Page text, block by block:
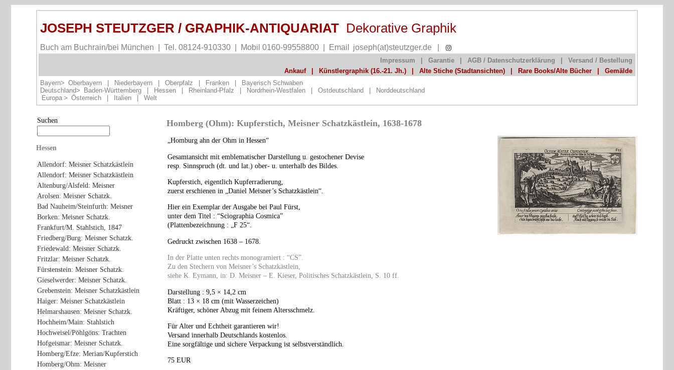
JOSEPH STEUTZGER / GRAPHIK-ANTIQUARIAT Dekorative Graphik
Buch am Buchrain/bei München | Tel. 08124-910330 | Mobil 0160-99558800 | Email joseph(at)steutzger.de
Impressum Garantie AGB / Datenschutzerklärung
Versand / Bestellung
Ankauf
Künstlergraphik (16.-21. Jh.) Alte Stiche (Stadtansichten) Rare Books/Alte Bücher
Gemälde
Bayern> Oberbayern Niederbayern Oberpfalz Franken
Bayerisch Schwaben
Deutschland>
Baden-Württemberg Hessen Rheinland-Pfalz Nordrhein-Westfalen Ostdeutschland
Norddeutschland
Europa > Österreich Italien Welt
Suchen
Hessen
Allendorf: Meisner Schatzkästlein
Allendorf: Meisner Schatzkästlein
Altenburg/Alsfeld: Meisner
Arolsen: Meisner Schatzk.
Bad Nauheim/Steinfurth: Meisner
Borken: Meisner Schatzk.
Frankfurt/M. Stahlstich, 1847
Friedberg/Burg: Meisner Schatzk.
Friedewald: Meisner Schatzk.
Fritzlar: Meisner Schatzk.
Fürstenstein: Meisner Schatzk.
Gieselwerder: Meisner Schatzk.
Grebenstein: Meisner Schatzkästlein
Haiger: Meisner Schatzkästlein
Helmarshausen: Meisner Schatzk.
Hochheim/Main: Stahlstich
Hochweisel/Pöhlgöns: Trachten
Hofgeismar: Meisner Schatzk.
Homberg/Efze: Merian/Kupferstich
Homberg/Ohm: Meisner
Homberg (Ohm): Kupferstich, Meisner Schatzkästlein, 1638-1678
„Homburg ahn der Ohm in Hessen“
Gesamtansicht mit emblematischer Darstellung u. gestochener Devise
resp. Sinnspruch (dt. und lat.) ober- u. unterhalb des Bildes.
Kupferstich, eigentlich Kupferradierung,
zuerst erschienen in „Daniel Meisner’s Schatzkästlein“.
Hier ein Exemplar der Ausgabe bei Paul Fürst,
unter dem Titel : “Sciographia Cosmica”
(Plattenbezeichnung : „F 25“.
Gedruckt zwischen 1638 – 1678.
In der Platte unten rechts monogramiert : “CS”.
Zu den Stechern von Meisner’s Schatzkästlein,
siehe K. Eymann, in: D. Meisner – E. Kieser, Politisches Schatzkästlein, S. 10 ff.
Darstellung : 9,5 × 14,2 cm
Blatt : 13 × 18 cm (mit Wasserzeichen)
Kräftiger, schöner Abzug mit feinem Altersschmelz.
Für Alter und Echtheit garantieren wir!
Versand innerhalb Deutschlands kostenlos.
Eine sorgfältige und sichere Verpackung ist selbstverständlich.
75 EUR